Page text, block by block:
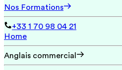
Nos Formations
+33 1 70 98 04 21
Home
Anglais commercial